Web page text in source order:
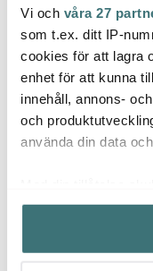
Vi och våra 27
som t.ex. ditt IP-
cookies för att lagra
enhet för att kunna
innehåll, annons-
och
använda din data
Samla in
kan ha en
Identifiera din
Zwilling
Pro Hålslev 33 cm
319 kr
I lager
Låt dig